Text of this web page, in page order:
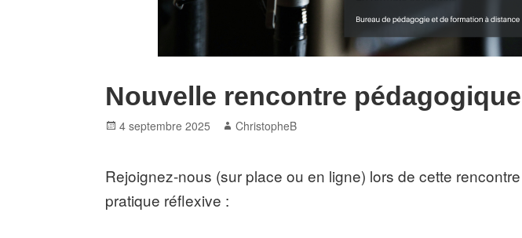
Nouvelle rencontre pédagogique
Posted
4 septembre 2025 Author
ChristopheB
Rejoignez-nous (sur place ou en ligne) lors de cette
pratique réflexive :